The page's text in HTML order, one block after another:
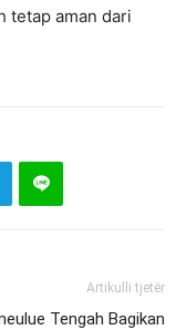
tetap aman dari
Artikulli tjetër
Tengah Bagikan